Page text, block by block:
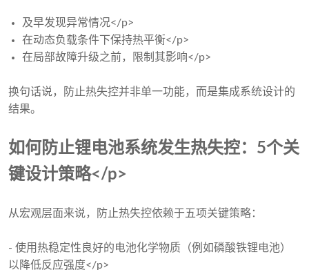
及早发现异常情况</p>
在动态负载条件下保持热平衡</p>
在局部故障升级之前，限制其影响</p>
换句话说，防止热失控并非单一功能，而是集成系统设计的
结果。
如何防止锂电池系统发生热失控：5个关
键设计策略</p>
从宏观层面来说，防止热失控依赖于五项关键策略：
- 使用热稳定性良好的电池化学物质（例如磷酸铁锂电池）
以降低反应强度</p>